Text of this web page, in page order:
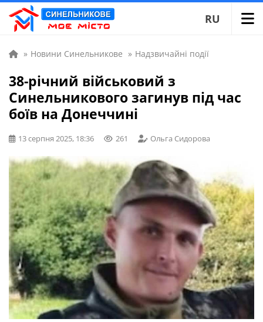
RU
» Новини Синельникове » Надзвичайні події
38-річний військовий з
Синельникового загинув під час
боїв на Донеччині
13 серпня 2025, 18:36 261 Ольга Сидорова